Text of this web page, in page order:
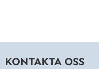
KONTAKTA OSS